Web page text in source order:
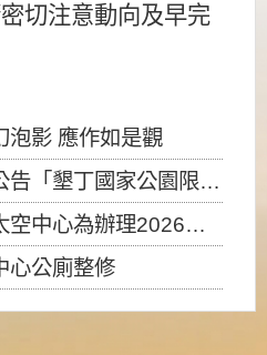
切注意動向及早完
泡影 應作如是觀
園限制水域遊憩活動之種類、範圍、時間及行為」，自即日生效。
台灣盃火箭競賽，陸、海、空域警戒及協調相關事宜，因颱風備案事宜
心公廁整修